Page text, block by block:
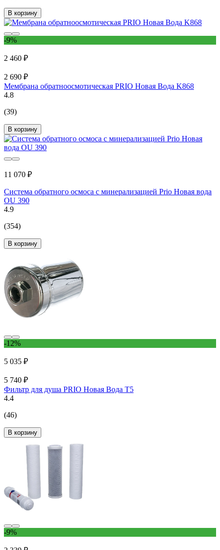
В корзину
-9%
2 460 ₽
2 690 ₽
Мембрана обратноосмотическая PRIO Новая Вода K868
4.8
(39)
В корзину
11 070 ₽
Система обратного осмоса с минерализацией Prio Новая вода
OU 390
4.9
(354)
В корзину
-12%
5 035 ₽
5 740 ₽
Фильтр для душа PRIO Новая Вода T5
4.4
(46)
В корзину
-9%